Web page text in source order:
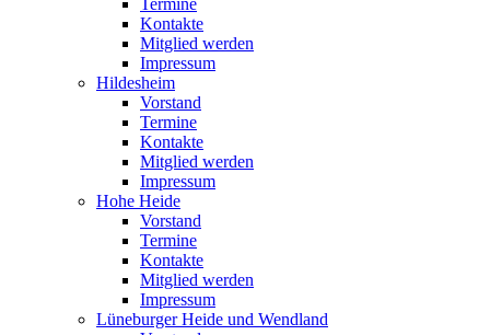
Termine
Kontakte
Mitglied werden
Impressum
Hildesheim
Vorstand
Termine
Kontakte
Mitglied werden
Impressum
Hohe Heide
Vorstand
Termine
Kontakte
Mitglied werden
Impressum
Lüneburger Heide und Wendland